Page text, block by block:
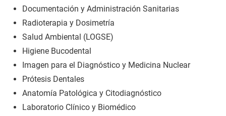
Documentación y Administración Sanitarias
Radioterapia y Dosimetría
Salud Ambiental (LOGSE)
Higiene Bucodental
Imagen para el Diagnóstico y Medicina Nuclear
Prótesis Dentales
Anatomía Patológica y Citodiagnóstico
Laboratorio Clínico y Biomédico